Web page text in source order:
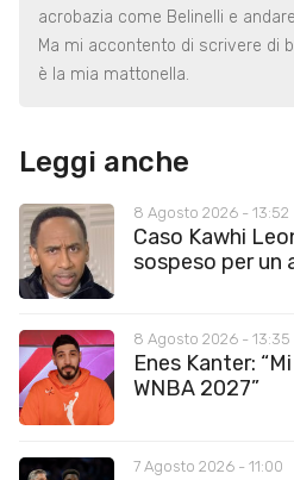
acrobazia come Belinelli e
Ma mi accontento di scrivere di
è la mia mattonella.
Leggi anche
8 Agosto 2026 - 13:52
Caso Kawhi
sospeso per un
8 Agosto 2026 - 13:35
Enes Kanter:
WNBA 2027”
7 Agosto 2026 - 11:00